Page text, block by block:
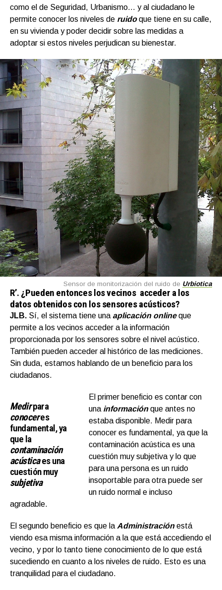
como el de Seguridad, Urbanismo… y al ciudadano le
permite conocer los niveles de ruidoque tiene en su calle,
en su vivienda y poder decidir sobre las medidas a
adoptar si estos niveles perjudican su bienestar.
Sensor de monitorización del ruido de Urbiotica
R’. ¿Pueden entonces los vecinos acceder a los
datos obtenidos con los sensores acústicos?
JLB. Sí, el sistema tiene una aplicación onlineque
permite a los vecinos acceder a la información
proporcionada por los sensores sobre el nivel acústico.
También pueden acceder al histórico de las mediciones.
Sin duda, estamos hablando de un beneficio para los
ciudadanos.
Medirpara
conoceres
fundamental, ya
que la
contaminación
acústicaes una
cuestión muy
subjetiva
El primer beneficio es contar con
una informaciónque antes no
estaba disponible. Medir para
conocer es fundamental, ya que la
contaminación acústica es una
cuestión muy subjetiva y lo que
para una persona es un ruido
insoportable para otra puede ser
un ruido normal e incluso
agradable.
El segundo beneficio es que la Administraciónestá
viendo esa misma información a la que está accediendo el
vecino, y por lo tanto tiene conocimiento de lo que está
sucediendo en cuanto a los niveles de ruido. Esto es una
tranquilidad para el ciudadano.